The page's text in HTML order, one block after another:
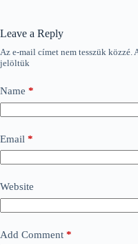
Leave a Reply
Az e-mail címet nem tesszük közzé.
jelöltük
Name *
Email *
Website
Add Comment *